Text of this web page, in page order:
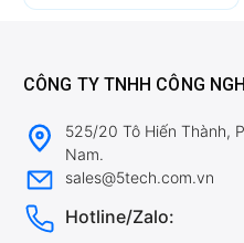
CÔNG TY TNHH CÔNG
525/20 Tô Hiến Thành,
Nam.
sales@5tech.com.vn
Hotline/Zalo: